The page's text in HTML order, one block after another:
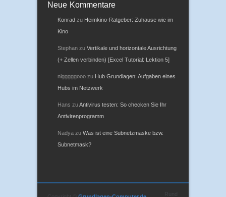
Neue Kommentare
Konrad zu Heimkino-Ratgeber: Zuhause wie im
Kino
Stephan zu Vertikale und horizontale Ausrichtung
(+ Zellen verbinden) [Excel Tutorial: Lektion 5]
nigggggooo zu Hub Grundlagen: Aufgaben eines
Hubs im Netzwerk
Hans zuAntivirus testen: So checken Sie Ihr
Antivirenprogramm
Nadya zu Was ist eine Subnetzmaske bzw.
Subnetmask?
Rund